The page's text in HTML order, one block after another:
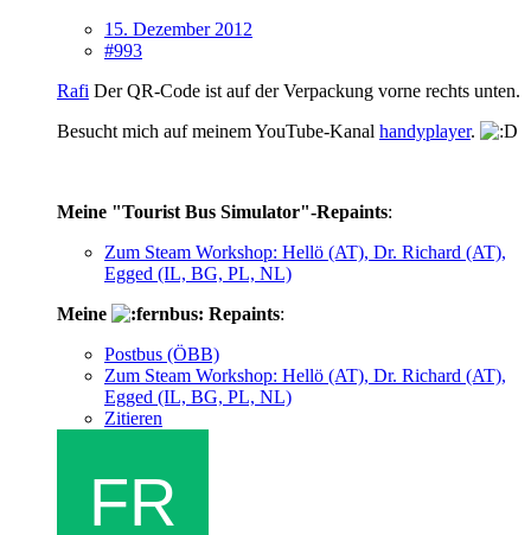
15. Dezember 2012
#993
Rafi Der QR-Code ist auf der Verpackung vorne rechts unten.
Besucht mich auf meinem YouTube-Kanal handyplayer.
Meine "Tourist Bus Simulator"-Repaints:
Zum Steam Workshop: Hellö (AT), Dr. Richard (AT),
Egged (IL, BG, PL, NL)
Meine
Repaints:
Postbus (ÖBB)
Zum Steam Workshop: Hellö (AT), Dr. Richard (AT),
Egged (IL, BG, PL, NL)
Zitieren